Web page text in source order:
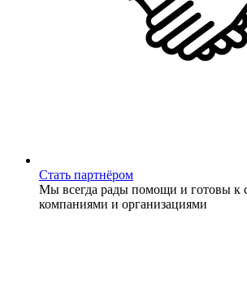
Стать партнёром
Мы всегда рады помощи и готовы к
компаниями и организациями